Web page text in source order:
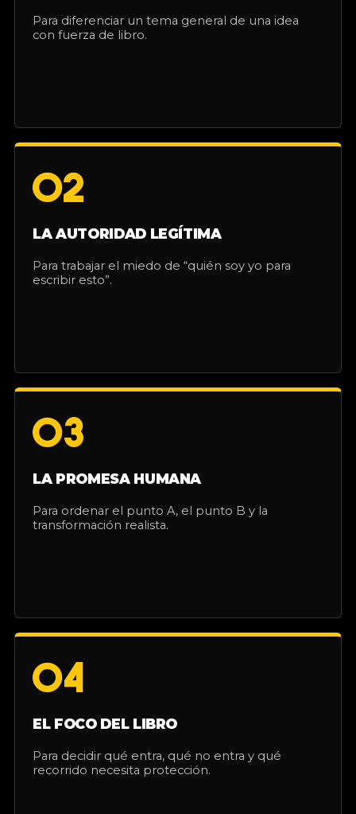
Para diferenciar un tema general de una idea
con fuerza de libro.
02
LA AUTORIDAD LEGÍTIMA
Para trabajar el miedo de “quién soy yo para
escribir esto”.
03
LA PROMESA HUMANA
Para ordenar el punto A, el punto B y la
transformación realista.
04
EL FOCO DEL LIBRO
Para decidir qué entra, qué no entra y qué
recorrido necesita protección.